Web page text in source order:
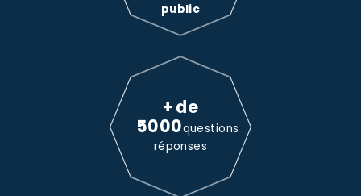
public
+ de
5000questions
réponses